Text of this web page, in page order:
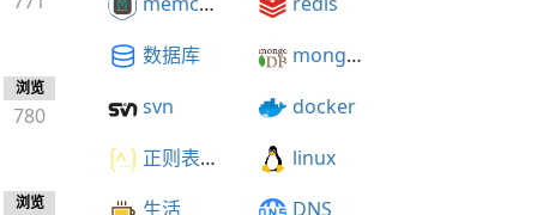
浏览
780
浏览
数据库
mongodb
svn
docker
正则表达式
linux
生活
DNS